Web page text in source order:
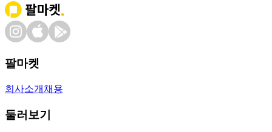
팔마켓
회사소개 채용
둘러보기